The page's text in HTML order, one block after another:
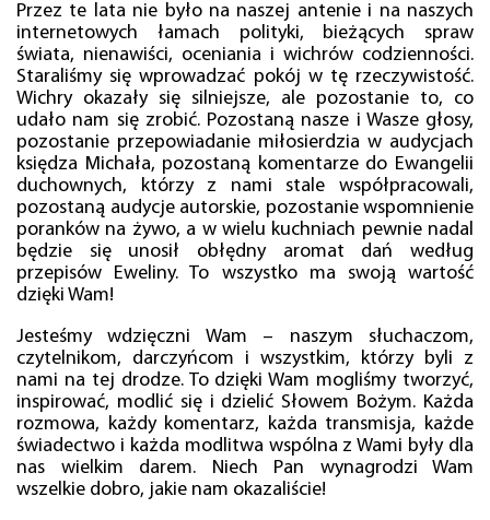
Przez te lata nie było na naszej antenie i na naszych
internetowych łamach polityki, bieżących spraw
świata, nienawiści, oceniania i wichrów codzienności.
Staraliśmy się wprowadzać pokój w tę rzeczywistość.
Wichry okazały się silniejsze, ale pozostanie to, co
udało nam się zrobić. Pozostaną nasze i Wasze głosy,
pozostanie przepowiadanie miłosierdzia w audycjach
księdza Michała, pozostaną komentarze do Ewangelii
duchownych, którzy z nami stale współpracowali,
pozostaną audycje autorskie, pozostanie wspomnienie
poranków na żywo, a w wielu kuchniach pewnie nadal
będzie się unosił obłędny aromat dań według
przepisów Eweliny. To wszystko ma swoją wartość
dzięki Wam!
Jesteśmy wdzięczni Wam – naszym słuchaczom,
czytelnikom, darczyńcom i wszystkim, którzy byli z
nami na tej drodze. To dzięki Wam mogliśmy tworzyć,
inspirować, modlić się i dzielić Słowem Bożym. Każda
rozmowa, każdy komentarz, każda transmisja, każde
świadectwo i każda modlitwa wspólna z Wami były dla
nas wielkim darem. Niech Pan wynagrodzi Wam
wszelkie dobro, jakie nam okazaliście!